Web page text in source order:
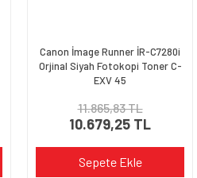
Canon İmage Runner İR-C7280i
Orjinal Siyah Fotokopi Toner C-
EXV 45
11.865,83 TL
10.679,25 TL
Sepete Ekle